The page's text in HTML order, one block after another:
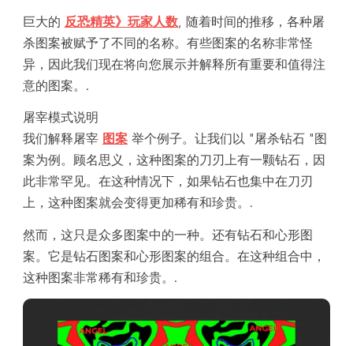
巨大的 反恐精英》玩家人数, 随着时间的推移，各种屠
杀图案被赋予了不同的名称。有些图案的名称非常怪
异，因此我们现在将向您展示并解释所有重要和值得注
意的图案。.
屠宰模式说明
我们解释屠宰 图案举个例子。让我们以 "屠杀钻石 "图
案为例。顾名思义，这种图案的刀刃上有一颗钻石，因
此非常罕见。在这种情况下，如果钻石也集中在刀刃
上，这种图案就会变得更加稀有和珍贵。.
然而，这只是众多图案中的一种。还有钻石和心形图
案。它是钻石图案和心形图案的组合。在这种组合中，
这种图案非常稀有和珍贵。.